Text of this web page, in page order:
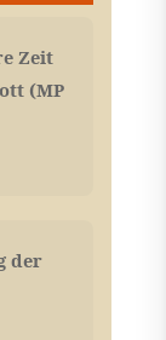
Zeit
(MP
der